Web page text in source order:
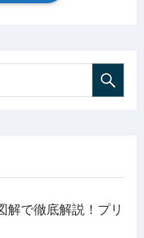
解で徹底解説！プリ